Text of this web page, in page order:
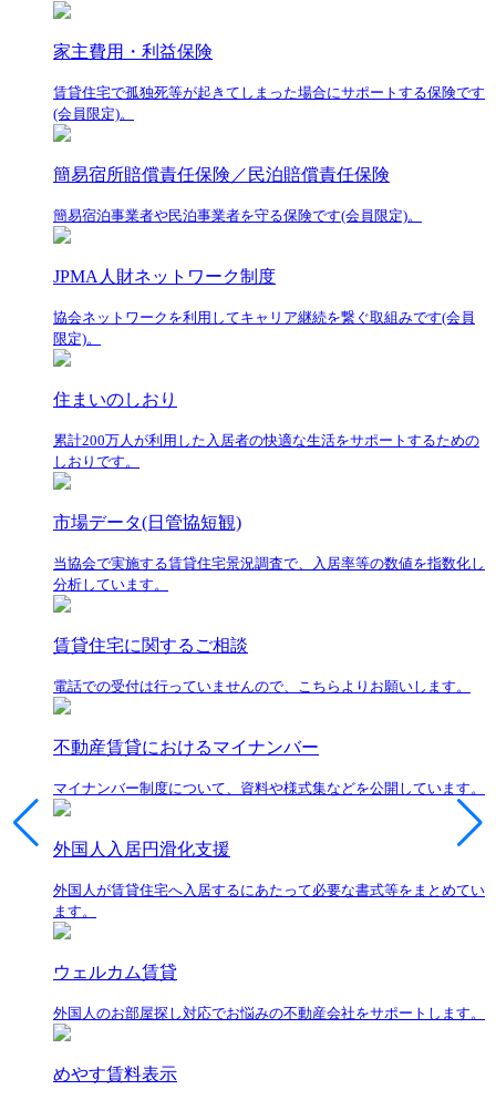
家主費用・利益保険
賃貸住宅で孤独死等が起きてしまった場合にサポートする保険です
(会員限定)。
簡易宿所賠償責任保険／民泊賠償責任保険
簡易宿泊事業者や民泊事業者を守る保険です(会員限定)。
JPMA人財ネットワーク制度
協会ネットワークを利用してキャリア継続を繋ぐ取組みです(会員
限定)。
住まいのしおり
累計200万人が利用した入居者の快適な生活をサポートするための
しおりです。
市場データ(日管協短観)
当協会で実施する賃貸住宅景況調査で、入居率等の数値を指数化し
分析しています。
賃貸住宅に関するご相談
電話での受付は行っていませんので、こちらよりお願いします。
不動産賃貸におけるマイナンバー
マイナンバー制度について、資料や様式集などを公開しています。
外国人入居円滑化支援
外国人が賃貸住宅へ入居するにあたって必要な書式等をまとめてい
ます。
ウェルカム賃貸
外国人のお部屋探し対応でお悩みの不動産会社をサポートします。
めやす賃料表示